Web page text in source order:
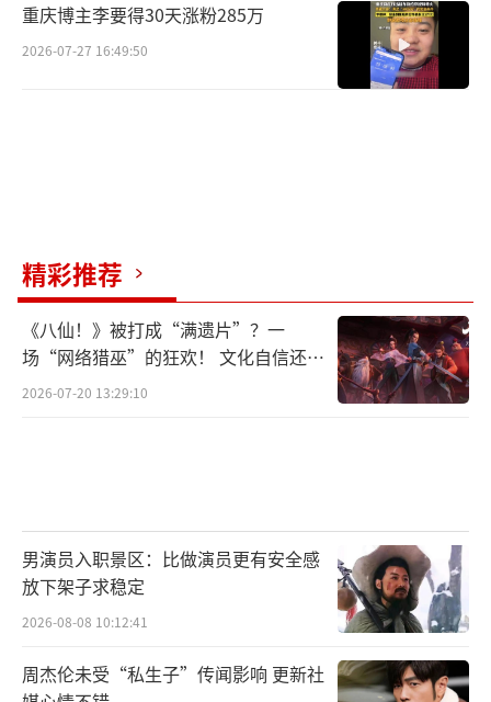
（责任编辑：卢其龙 CL0882）
重庆博主李要得30天涨粉285万
2026-07-27 16:49:50
精彩推荐
《八仙！》被打成“满遗片”？一
场“网络猎巫”的狂欢！ 文化自信还是
焦虑？
2026-07-20 13:29:10
男演员入职景区：比做演员更有安全感
放下架子求稳定
2026-08-08 10:12:41
周杰伦未受“私生子”传闻影响 更新社